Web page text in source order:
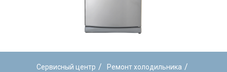
Сервисный центр / Ремонт холодильника /